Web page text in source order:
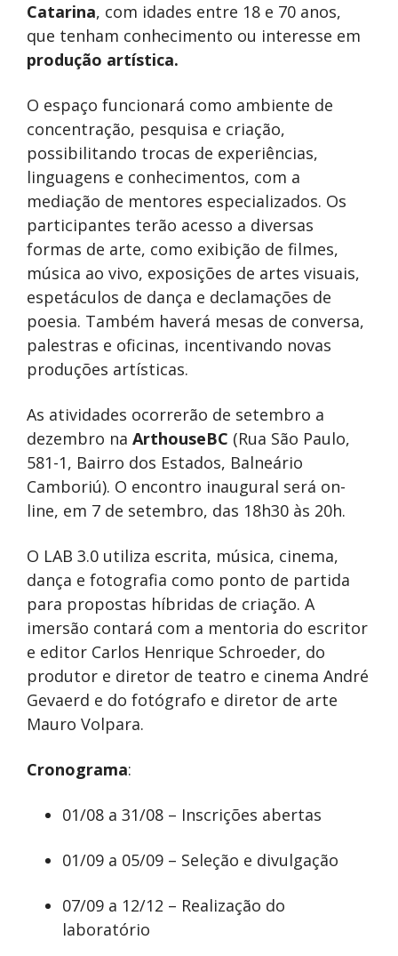
Catarina, com idades entre 18 e 70 anos,
que tenham conhecimento ou interesse em
produção artística.
O espaço funcionará como ambiente de
concentração, pesquisa e criação,
possibilitando trocas de experiências,
linguagens e conhecimentos, com a
mediação de mentores especializados. Os
participantes terão acesso a diversas
formas de arte, como exibição de filmes,
música ao vivo, exposições de artes visuais,
espetáculos de dança e declamações de
poesia. Também haverá mesas de conversa,
palestras e oficinas, incentivando novas
produções artísticas.
As atividades ocorrerão de setembro a
dezembro na ArthouseBC (Rua São Paulo,
581-1, Bairro dos Estados, Balneário
Camboriú). O encontro inaugural será on-
line, em 7 de setembro, das 18h30 às 20h.
O LAB 3.0 utiliza escrita, música, cinema,
dança e fotografia como ponto de partida
para propostas híbridas de criação. A
imersão contará com a mentoria do escritor
e editor Carlos Henrique Schroeder, do
produtor e diretor de teatro e cinema André
Gevaerd e do fotógrafo e diretor de arte
Mauro Volpara.
Cronograma:
01/08 a 31/08 – Inscrições abertas
01/09 a 05/09 – Seleção e divulgação
07/09 a 12/12 – Realização do
laboratório